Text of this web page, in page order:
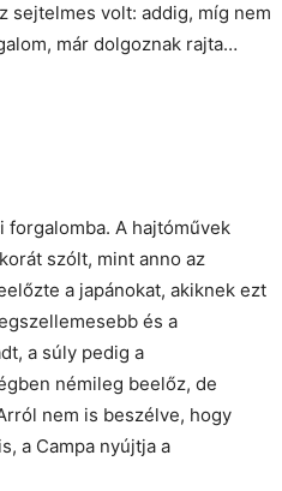
sejtelmes volt: addig, míg nem
már dolgoznak rajta…
A hajtóművek
szólt, mint anno az
a japánokat, akiknek ezt
és a
a súly pedig a
némileg beelőz, de
nem is beszélve, hogy
a Campa nyújtja a